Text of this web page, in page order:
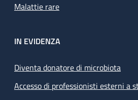
Malattie rare
IN EVIDENZA
Diventa donatore di microbiota
Accesso di professionisti esterni a